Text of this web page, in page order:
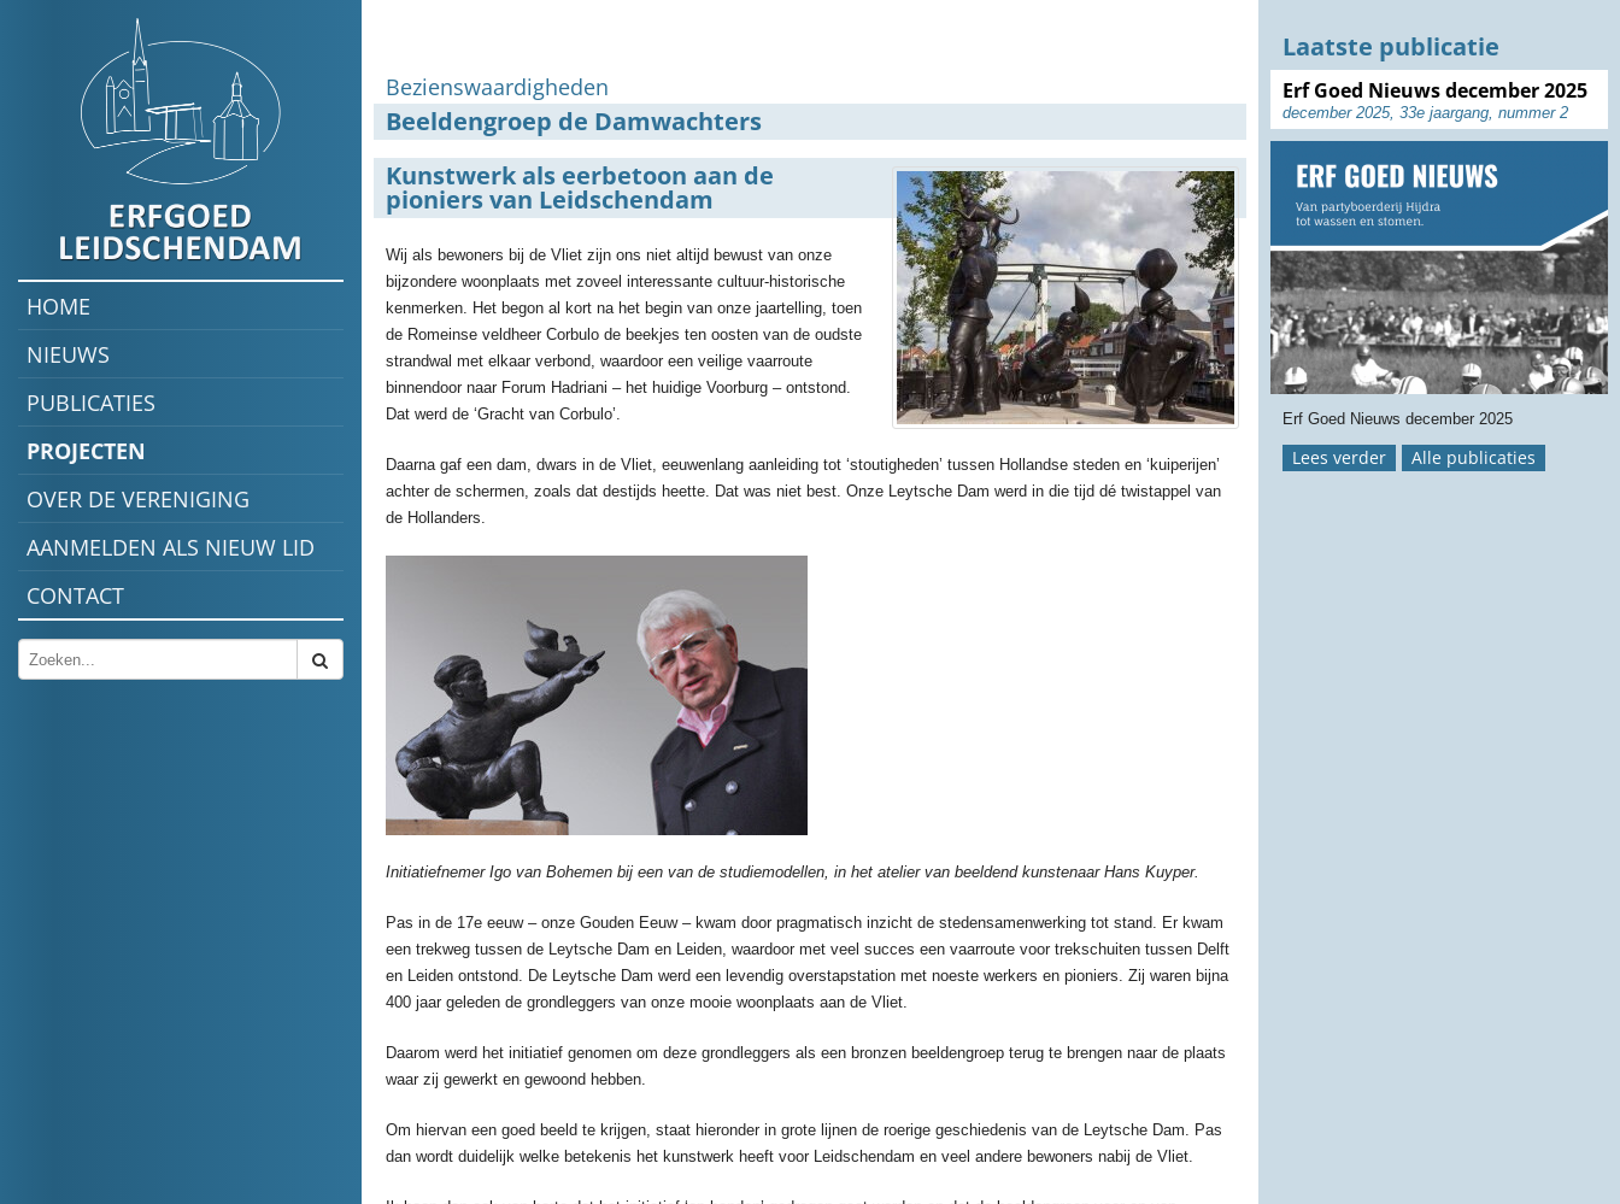
HOME
NIEUWS
PUBLICATIES
PROJECTEN
OVER DE VERENIGING
AANMELDEN ALS NIEUW LID
CONTACT
Bezienswaardigheden
Beeldengroep de Damwachters
Kunstwerk als eerbetoon aan de
pioniers van Leidschendam
Wij als bewoners bij de Vliet zijn ons niet altijd bewust van onze
bijzondere woonplaats met zoveel interessante cultuur-historische
kenmerken. Het begon al kort na het begin van onze jaartelling, toen
de Romeinse veldheer Corbulo de beekjes ten oosten van de oudste
strandwal met elkaar verbond, waardoor een veilige vaarroute
binnendoor naar Forum Hadriani – het huidige Voorburg – ontstond.
Dat werd de ‘Gracht van Corbulo’.
Daarna gaf een dam, dwars in de Vliet, eeuwenlang aanleiding tot ‘stoutigheden’ tussen Hollandse steden en ‘kuiperijen’
achter de schermen, zoals dat destijds heette. Dat was niet best. Onze Leytsche Dam werd in die tijd dé twistappel van
de Hollanders.
Initiatiefnemer Igo van Bohemen bij een van de studiemodellen, in het atelier van beeldend kunstenaar Hans Kuyper.
Pas in de 17e eeuw – onze Gouden Eeuw – kwam door pragmatisch inzicht de stedensamenwerking tot stand. Er kwam
een trekweg tussen de Leytsche Dam en Leiden, waardoor met veel succes een vaarroute voor trekschuiten tussen Delft
en Leiden ontstond. De Leytsche Dam werd een levendig overstapstation met noeste werkers en pioniers. Zij waren bijna
400 jaar geleden de grondleggers van onze mooie woonplaats aan de Vliet.
Daarom werd het initiatief genomen om deze grondleggers als een bronzen beeldengroep terug te brengen naar de plaats
waar zij gewerkt en gewoond hebben.
Om hiervan een goed beeld te krijgen, staat hieronder in grote lijnen de roerige geschiedenis van de Leytsche Dam. Pas
dan wordt duidelijk welke betekenis het kunstwerk heeft voor Leidschendam en veel andere bewoners nabij de Vliet.
Laatste publicatie
Erf Goed Nieuws december 2025
december 2025, 33e jaargang, nummer 2
Erf Goed Nieuws december 2025
Lees verder Alle publicaties